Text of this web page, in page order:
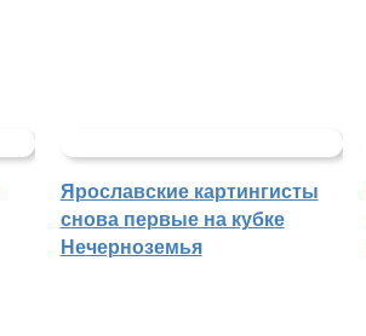
Ярославские картингисты
снова первые на кубке
Нечерноземья